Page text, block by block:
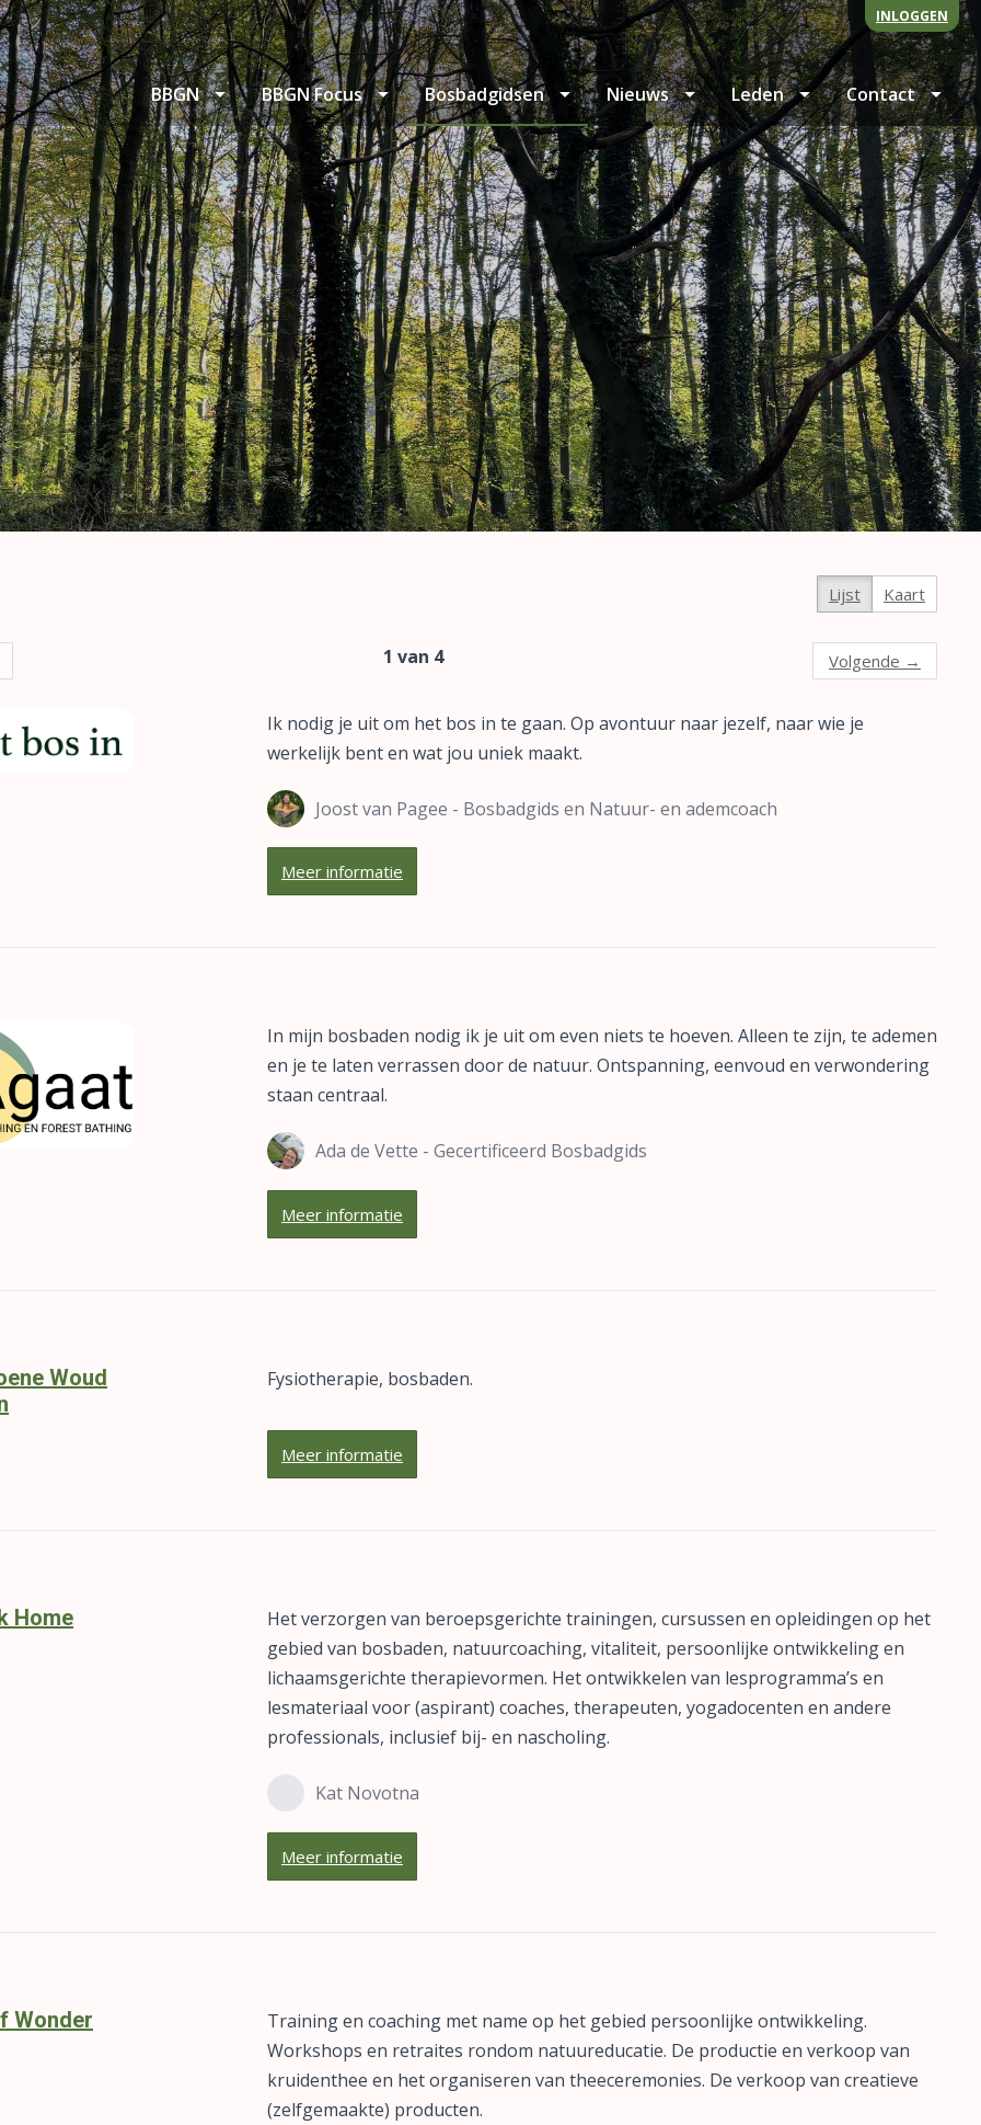
INLOGGEN
BBGN BBGN Focus Bosbadgidsen Nieuws Leden Contact
Lijst Kaart
1 van 4 Volgende →
Ik nodig je uit om het bos in te gaan. Op avontuur naar jezelf, naar wie je
werkelijk bent en wat jou uniek maakt.
Joost van Pagee - Bosbadgids en Natuur- en ademcoach
Meer informatie
In mijn bosbaden nodig ik je uit om even niets te hoeven. Alleen te zijn, te ademen
en je te laten verrassen door de natuur. Ontspanning, eenvoud en verwondering
staan centraal.
Ada de Vette - Gecertificeerd Bosbadgids
Meer informatie
Woud
Fysiotherapie, bosbaden.
Meer informatie
Home
Het verzorgen van beroepsgerichte trainingen, cursussen en opleidingen op het
gebied van bosbaden, natuurcoaching, vitaliteit, persoonlijke ontwikkeling en
lichaamsgerichte therapievormen. Het ontwikkelen van lesprogramma’s en
lesmateriaal voor (aspirant) coaches, therapeuten, yogadocenten en andere
professionals, inclusief bij- en nascholing.
Kat Novotna
Meer informatie
Wonder
Training en coaching met name op het gebied persoonlijke ontwikkeling.
Workshops en retraites rondom natuureducatie. De productie en verkoop van
kruidenthee en het organiseren van theeceremonies. De verkoop van creatieve
(zelfgemaakte) producten.